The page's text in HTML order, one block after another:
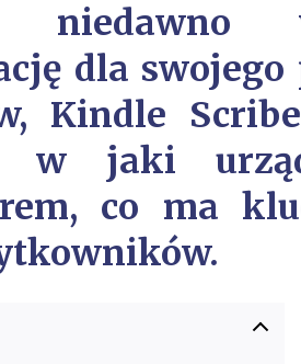
niedawno
dla
Kindle
w jaki
co ma